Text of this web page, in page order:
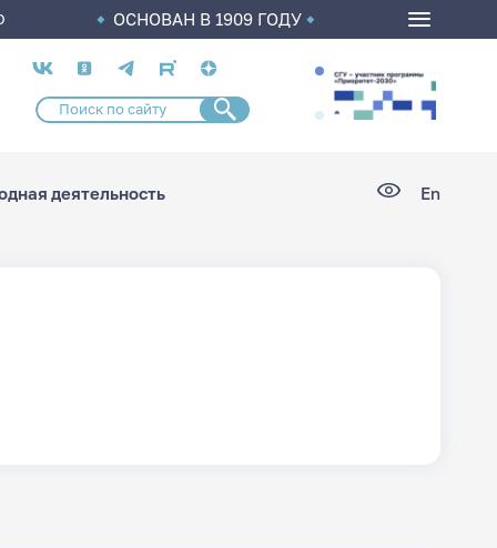
ОСНОВАН В 1909 ГОДУ
Социальные
сети
деятельность En